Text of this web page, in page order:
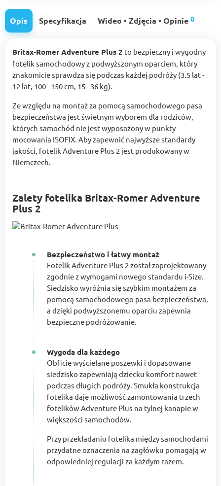
Opis Specyfikacja Wideo • Zdjęcia • Opinie 0
Britax-Romer Adventure Plus 2 to bezpieczny i wygodny
fotelik samochodowy z podwyższonym oparciem, który
znakomicie sprawdza się podczas każdej podróży (3.5 lat -
12 lat, 100 - 150 cm, 15 - 36 kg).
Ze względu na montaż za pomocą samochodowego pasa
bezpieczeństwa jest świetnym wyborem dla rodziców,
których samochód nie jest wyposażony w punkty
mocowania ISOFIX. Aby zapewnić najwyższe standardy
jakości, fotelik Adventure Plus 2 jest produkowany w
Niemczech.
Zalety fotelika Britax-Romer Adventure
Plus 2
Bezpieczeństwo i łatwy montaż
Fotelik Adventure Plus 2 został zaprojektowany
zgodnie z wymogami nowego standardu i-Size.
Siedzisko wyróżnia się szybkim montażem za
pomocą samochodowego pasa bezpieczeństwa,
a dzięki podwyższonemu oparciu zapewnia
bezpieczne podróżowanie.
Wygoda dla każdego
Obficie wyściełane poszewki i dopasowane
siedzisko zapewniają dziecku komfort nawet
podczas długich podróży. Smukła konstrukcja
fotelika daje możliwość zamontowania trzech
fotelików Adventure Plus na tylnej kanapie w
większości samochodów.
Przy przekładaniu fotelika między samochodami
przydatne oznaczenia na zagłówku pomagają w
odpowiedniej regulacji za każdym razem.